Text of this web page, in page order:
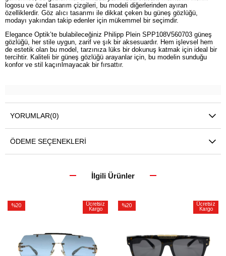
logosu ve özel tasarım çizgileri, bu modeli diğerlerinden ayıran
özelliklerdir. Göz alıcı tasarımı ile dikkat çeken bu güneş gözlüğü,
modayı yakından takip edenler için mükemmel bir seçimdir.
Elegance Optik’te bulabileceğiniz Philipp Plein SPP108V560703 güneş
gözlüğü, her stile uygun, zarif ve şık bir aksesuardır. Hem işlevsel hem
de estetik olan bu model, tarzınıza lüks bir dokunuş katmak için ideal bir
tercihtir. Kaliteli bir güneş gözlüğü arayanlar için, bu modelin sunduğu
konfor ve stil kaçırılmayacak bir fırsattır.
YORUMLAR(0)
ÖDEME SEÇENEKLERI
İlgili Ürünler
%20
Ücretsiz
Kargo
%20
Ücretsiz
Kargo